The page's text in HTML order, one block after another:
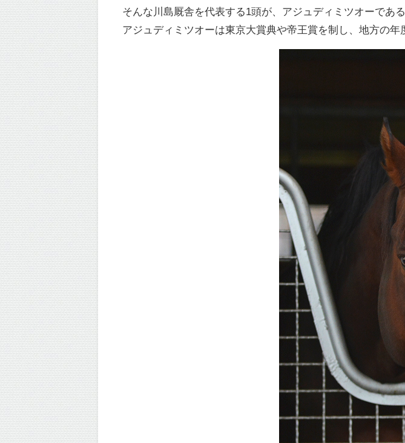
そんな川島厩舎を代表する1頭が、アジュディミツオーである
アジュディミツオーは東京大賞典や帝王賞を制し、地方の年